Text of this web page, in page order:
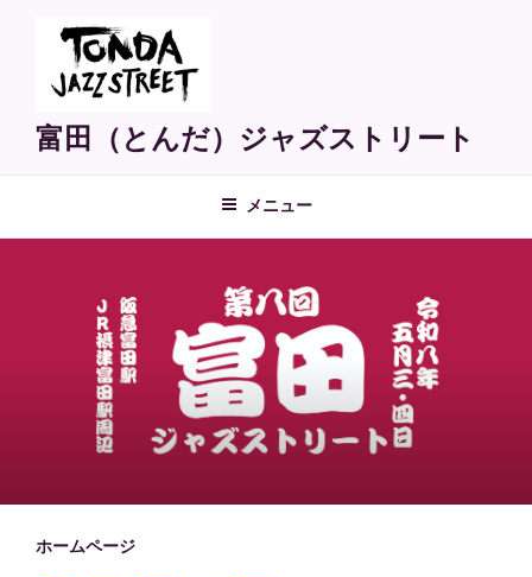
ッ
富田（とんだ）ジャズストリート
メニュー
ホームページ